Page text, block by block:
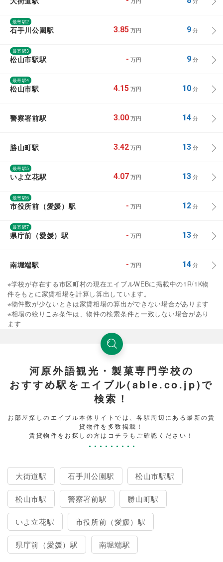
最寄駅2
石手川公園駅 3.85 万円 9分
最寄駅3
松山市駅駅 - 万円 9分
最寄駅4
松山市駅 4.15 万円 10分
警察署前駅 3.00 万円 14分
勝山町駅 3.42 万円 13分
最寄駅5
いよ立花駅 4.07 万円 13分
最寄駅6
市役所前（愛媛）駅 - 万円 12分
最寄駅7
県庁前（愛媛）駅 - 万円 13分
南堀端駅 - 万円 14分
※学校が存在する市区町村の現在エイブルWEBに掲載中の1R/1K物
件をもとに家賃相場を計算し算出しています。
※物件数が少ないときは家賃相場の算出ができない場合があります
※相場の絞りこみ条件は、物件の検索条件と一致しない場合があり
ます
河原外語観光・製菓専門学校の
おすすめ駅をエイブル(able.co.jp)で
検索！
お部屋探しのエイブル本体サイトでは、各駅周辺にある最新の賃
貸物件を多数掲載！
賃貸物件をお探しの方はコチラもご確認ください！
大街道駅 石手川公園駅 松山市駅駅
松山市駅 警察署前駅 勝山町駅
いよ立花駅 市役所前（愛媛）駅
県庁前（愛媛）駅 南堀端駅